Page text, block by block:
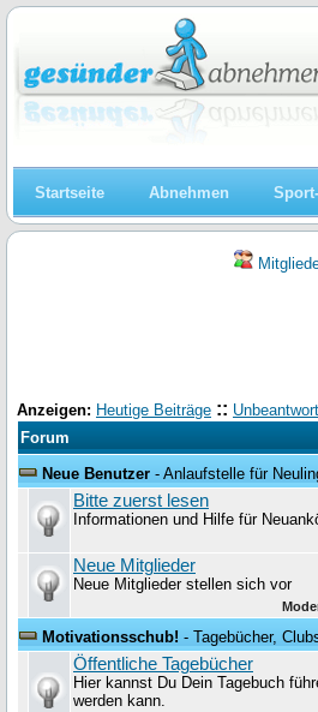
Startseite Abnehmen
Anzeigen: Heutige Beiträge ::
Forum
Neue Benutzer - Anlaufstelle für
Bitte zuerst lesen
Informationen und Hilfe für
Neue Mitglieder
Neue Mitglieder stellen sich vor
Motivationsschub! - Tagebücher,
Öffentliche Tagebücher
Hier kannst Du Dein Tagebuch
werden kann.